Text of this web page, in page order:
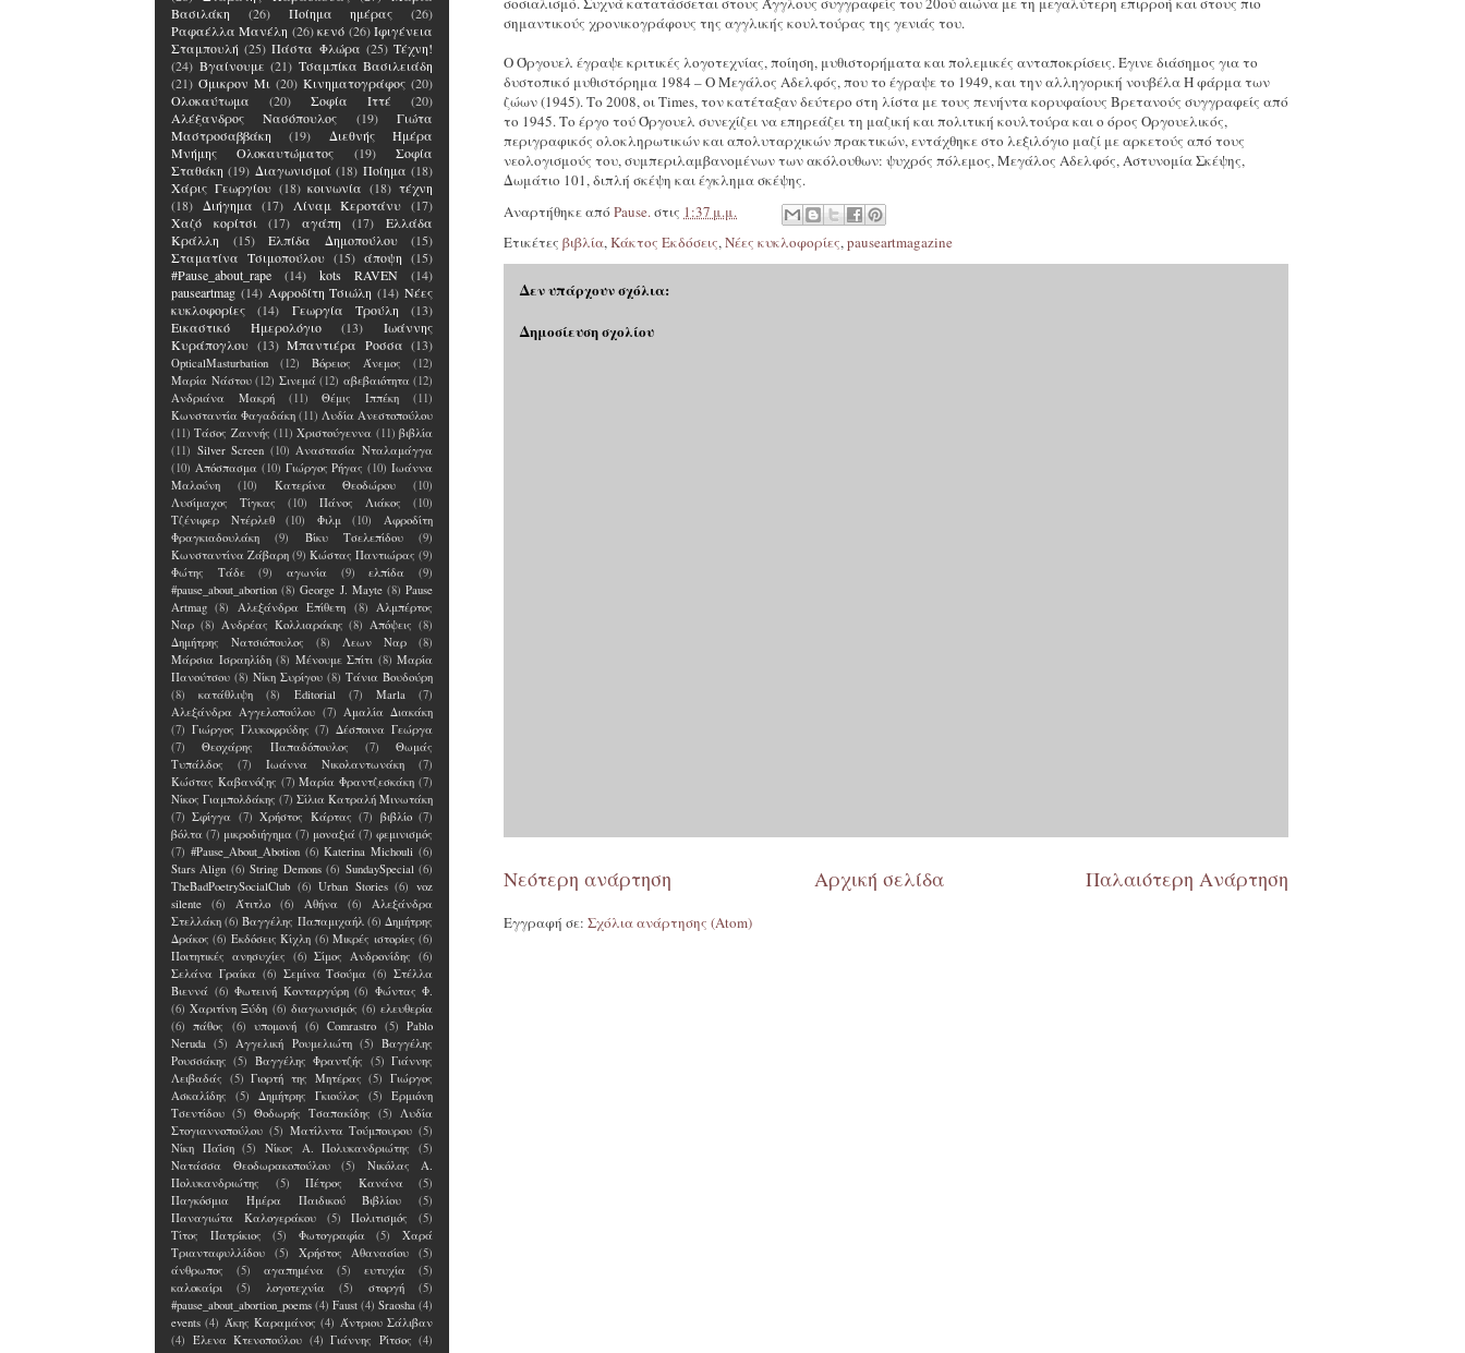
σημαντικούς χρονικογράφους της αγγλικής κουλτούρας της γενιάς του.
Ο Όργουελ έγραψε κριτικές λογοτεχνίας, ποίηση, μυθιστορήματα και πολεμικές ανταποκρίσεις. Έγινε διάσημος για το
δυστοπικό μυθιστόρημα 1984 – Ο Μεγάλος Αδελφός, που το έγραψε το 1949, και την αλληγορική νουβέλα Η φάρμα των
ζώων (1945). Το 2008, οι Times, τον κατέταξαν δεύτερο στη λίστα με τους πενήντα κορυφαίους Βρετανούς συγγραφείς από
το 1945. Το έργο τού Όργουελ συνεχίζει να επηρεάζει τη μαζική και πολιτική κουλτούρα και ο όρος Οργουελικός,
περιγραφικός ολοκληρωτικών και απολυταρχικών πρακτικών, εντάχθηκε στο λεξιλόγιο μαζί με αρκετούς από τους
νεολογισμούς του, συμπεριλαμβανομένων των ακόλουθων: ψυχρός πόλεμος, Μεγάλος Αδελφός, Αστυνομία Σκέψης,
Δωμάτιο 101, διπλή σκέψη και έγκλημα σκέψης.
Αναρτήθηκε από Pause.στις 1:37 μ.μ.
Ετικέτες βιβλία,Κάκτος Εκδόσεις,Νέες κυκλοφορίες,pauseartmagazine
Δεν υπάρχουν σχόλια:
Δημοσίευση σχολίου
Νεότερη ανάρτηση Παλαιότερη Ανάρτηση
Αρχική σελίδα
Εγγραφή σε: Σχόλια ανάρτησης (Atom)
Βασιλάκη
(26) Ποίημα ημέρας
(26)
Ραφαέλλα Μανέλη (26) κενό (26) Ιφιγένεια
Σταμπουλή (25) Πάστα Φλώρα (25) Τέχνη!
(24) Βγαίνουμε (21) Τσαμπίκα Βασιλειάδη
(21) Όμικρον Μι (20) Κινηματογράφος (20)
Ολοκαύτωμα
(20) Σοφία Ιττέ
(20)
Αλέξανδρος Νασόπουλος
(19)
Γιώτα
Μαστροσαββάκη
(19)
Διεθνής Ημέρα
Μνήμης Ολοκαυτώματος
(19)
Σοφία
Σταθάκη (19) Διαγωνισμοί (18) Ποίημα (18)
Χάρις Γεωργίου (18) κοινωνία (18) τέχνη
(18)
Διήγημα (17) Λίναμ Κεροτάνυ (17)
Χαζό κορίτσι
(17) αγάπη (17)
Ελλάδα
Κράλλη
(15) Ελπίδα Δημοπούλου
(15)
Σταματίνα Τσιμοπούλου (15) άποψη (15)
#Pause_about_rape
(14) kots RAVEN
(14)
pauseartmag (14) Αφροδίτη Τσιώλη (14) Νέες
κυκλοφορίες
(14) Γεωργία Τρούλη
(13)
Εικαστικό Ημερολόγιο
(13)
Ιωάννης
Κυράπογλου (13) Μπαντιέρα Ροσσα (13)
OpticalMasturbation (12) Βόρειος Άνεμος
(12)
Μαρία Νάστου (12) Σινεμά (12) αβεβαιότητα (12)
Ανδριάνα Μακρή
(11) Θέμις Ιππέκη
(11)
Κωνσταντία Φαγαδάκη (11) Λυδία Ανεστοπούλου
(11) Τάσος Ζαννής (11) Χριστούγεννα (11) βιβλία
(11) Silver Screen (10) Αναστασία Νταλαμάγγα
(10) Απόσπασμα (10) Γιώργος Ρήγας (10) Ιωάννα
Μαλούνη
(10) Κατερίνα Θεοδώρου
(10)
Λυσίμαχος Τίγκας
(10) Πάνος Λιάκος
(10)
Τζένιφερ Ντέρλεθ
(10) Φιλμ (10)
Αφροδίτη
Φραγκιαδουλάκη
(9) Βίκυ Τσελεπίδου
(9)
Κωνσταντίνα Ζάβαρη (9) Κώστας Παντιώρας (9)
Φώτης Τάδε
(9) αγωνία (9) ελπίδα
(9)
#pause_about_abortion (8) George J. Mayte (8) Pause
Artmag (8) Αλεξάνδρα Επίθετη (8) Αλμπέρτος
Ναρ (8) Ανδρέας Κολλιαράκης (8) Απόψεις (8)
Δημήτρης Νατσιόπουλος
(8) Λεων Ναρ
(8)
Μάρσια Ισραηλίδη (8) Μένουμε Σπίτι (8) Μαρία
Πανούτσου (8) Νίκη Συρίγου (8) Τάνια Βουδούρη
(8)
κατάθλιψη (8) Editorial (7) Marla
(7)
Αλεξάνδρα Αγγελοπούλου (7) Αμαλία Διακάκη
(7) Γιώργος Γλυκοφρύδης (7) Δέσποινα Γεώργα
(7)
Θεοχάρης Παπαδόπουλος (7)
Θωμάς
Τυπάλδος
(7) Ιωάννα Νικολαντωνάκη
(7)
Κώστας Καβανόζης (7) Μαρία Φραντζεσκάκη (7)
Νίκος Γιαμπολδάκης (7) Σίλια Κατραλή Μινωτάκη
(7) Σφίγγα (7) Χρήστος Κάρτας (7) βιβλίο (7)
βόλτα (7) μικροδιήγημα (7) μοναξιά (7) φεμινισμός
(7) #Pause_About_Abotion (6) Katerina Michouli (6)
Stars Align (6) String Demons (6) SundaySpecial (6)
TheBadPoetrySocialClub (6) Urban Stories (6) voz
silente
(6) Άτιτλο (6) Αθήνα (6)
Αλεξάνδρα
Στελλάκη (6) Βαγγέλης Παπαμιχαήλ (6) Δημήτρης
Δράκος (6) Εκδόσεις Κίχλη (6) Μικρές ιστορίες (6)
Ποιτητικές ανησυχίες (6) Σίμος Ανδρονίδης (6)
Σελάνα Γραίκα (6) Σεμίνα Τσούμα (6) Στέλλα
Βιεννά (6) Φωτεινή Κονταργύρη (6) Φώντας Φ.
(6) Χαριτίνη Ξύδη (6) διαγωνισμός (6) ελευθερία
(6)
πάθος (6) υπομονή (6) Comrastro (5) Pablo
Neruda (5) Αγγελική Ρουμελιώτη (5) Βαγγέλης
Ρουσσάκης (5) Βαγγέλης Φραντζής (5) Γιάννης
Λειβαδάς (5) Γιορτή της Μητέρας (5) Γιώργος
Ασκαλίδης
(5) Δημήτρης Γκιούλος (5)
Ερμιόνη
Τσεντίδου (5) Θοδωρής Τσαπακίδης (5) Λυδία
Στογιαννοπούλου (5) Ματίλντα Τούμπουρου (5)
Νίκη Παΐση (5) Νίκος Α. Πολυκανδριώτης
(5)
Νατάσσα Θεοδωρακοπούλου
(5)
Νικόλας Α.
Πολυκανδριώτης
(5) Πέτρος Κανάνα
(5)
Παγκόσμια Ημέρα Παιδικού Βιβλίου
(5)
Παναγιώτα Καλογεράκου
(5) Πολιτισμός
(5)
Τίτος Πατρίκιος
(5) Φωτογραφία (5)
Χαρά
Τριανταφυλλίδου
(5) Χρήστος Αθανασίου
(5)
άνθρωπος
(5) αγαπημένα (5) ευτυχία
(5)
καλοκαίρι
(5) λογοτεχνία (5) στοργή
(5)
#pause_about_abortion_poems (4) Faust (4) Sraosha (4)
events (4) Άκης Καραμάνος (4) Άντριου Σάλιβαν
(4) Έλενα Kτενοπούλου (4) Γιάννης Ρίτσος (4)